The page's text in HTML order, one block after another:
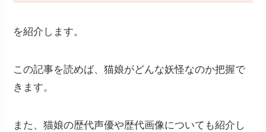
を紹介します。
この記事を読めば、猫娘がどんな妖怪なのか把握で
きます。
また、猫娘の歴代声優や歴代画像についても紹介し